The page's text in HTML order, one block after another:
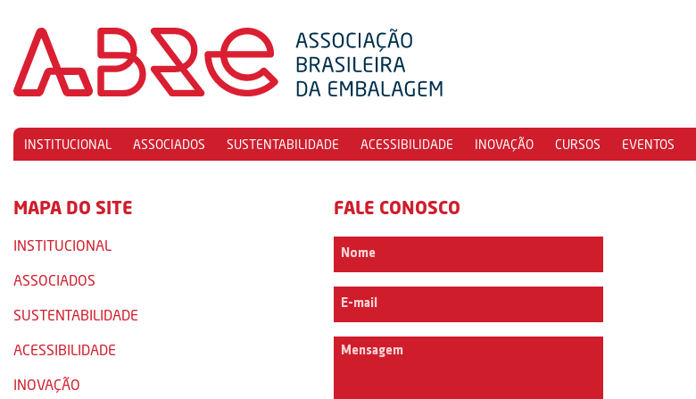
INSTITUCIONAL ASSOCIADOS SUSTENTABILIDADE ACESSIBILIDADE INOVAÇÃO CURSOS EVENTOS
MAPA DO SITE
INSTITUCIONAL
ASSOCIADOS
SUSTENTABILIDADE
ACESSIBILIDADE
INOVAÇÃO
FALE CONOSCO